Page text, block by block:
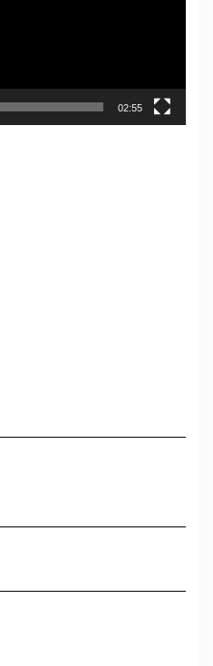
02:55